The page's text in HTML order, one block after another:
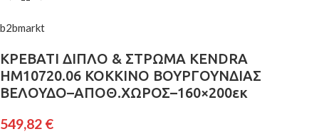
b2bmarkt
ΚΡΕΒΑΤΙ ΔΙΠΛΟ & ΣΤΡΩΜΑ KENDRA
HM10720.06 ΚΟΚΚΙΝΟ ΒΟΥΡΓΟΥΝΔΙΑΣ
ΒΕΛΟΥΔΟ–ΑΠΟΘ.ΧΩΡΟΣ–160×200εκ
549,82 €